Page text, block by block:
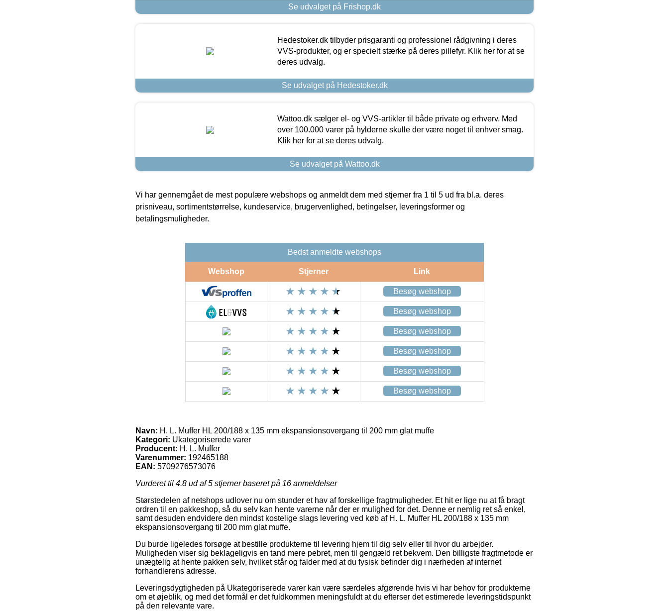
Se udvalget på Frishop.dk
Hedestoker.dk tilbyder prisgaranti og professionel rådgivning i deres
VVS-produkter, og er specielt stærke på deres pillefyr. Klik her for at se
deres udvalg.
Se udvalget på Hedestoker.dk
Wattoo.dk sælger el- og VVS-artikler til både private og erhverv. Med
over 100.000 varer på hylderne skulle der være noget til enhver smag.
Klik her for at se deres udvalg.
Se udvalget på Wattoo.dk
Vi har gennemgået de mest populære webshops og anmeldt dem med stjerner fra 1 til 5 ud fra bl.a. deres
prisniveau, sortimentstørrelse, kundeservice, brugervenlighed, betingelser, leveringsformer og
betalingsmuligheder.
Bedst anmeldte webshops
Webshop Stjerner Link
Besøg webshop
Besøg webshop
Besøg webshop
Besøg webshop
Besøg webshop
Besøg webshop
Navn: H. L. Muffer HL 200/188 x 135 mm ekspansionsovergang til 200 mm glat muffe
Kategori: Ukategoriserede varer
Producent: H. L. Muffer
Varenummer: 192465188
EAN: 5709276573076
Vurderet til 4.8 ud af 5 stjerner baseret på 16 anmeldelser
Størstedelen af netshops udlover nu om stunder et hav af forskellige fragtmuligheder. Et hit er lige nu at få bragt
ordren til en pakkeshop, så du selv kan hente varerne når der er mulighed for det. Denne er nemlig ret så enkel,
samt desuden endvidere den mindst kostelige slags levering ved køb af H. L. Muffer HL 200/188 x 135 mm
ekspansionsovergang til 200 mm glat muffe.
Du burde ligeledes forsøge at bestille produkterne til levering hjem til dig selv eller til hvor du arbejder.
Muligheden viser sig beklageligvis en tand mere pebret, men til gengæld ret bekvem. Den billigste fragtmetode er
unægtelig at hente pakken selv, hvilket står og falder med at du fysisk befinder dig i nærheden af internet
forhandlerens adresse.
Leveringsdygtigheden på Ukategoriserede varer kan være særdeles afgørende hvis vi har behov for produkterne
om et øjeblik, og med det formål er det fuldkommen meningsfuldt at du efterser det estimerede leveringstidspunkt
på den relevante vare.